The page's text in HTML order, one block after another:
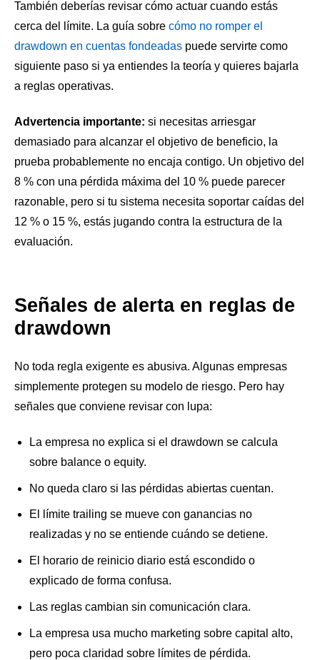
También deberías revisar cómo actuar cuando estás
cerca del límite. La guía sobre cómo no romper el
drawdown en cuentas fondeadas puede servirte como
siguiente paso si ya entiendes la teoría y quieres bajarla
a reglas operativas.
Advertencia importante: si necesitas arriesgar
demasiado para alcanzar el objetivo de beneficio, la
prueba probablemente no encaja contigo. Un objetivo del
8 % con una pérdida máxima del 10 % puede parecer
razonable, pero si tu sistema necesita soportar caídas del
12 % o 15 %, estás jugando contra la estructura de la
evaluación.
Señales de alerta en reglas de
drawdown
No toda regla exigente es abusiva. Algunas empresas
simplemente protegen su modelo de riesgo. Pero hay
señales que conviene revisar con lupa:
La empresa no explica si el drawdown se calcula
sobre balance o equity.
No queda claro si las pérdidas abiertas cuentan.
El límite trailing se mueve con ganancias no
realizadas y no se entiende cuándo se detiene.
El horario de reinicio diario está escondido o
explicado de forma confusa.
Las reglas cambian sin comunicación clara.
La empresa usa mucho marketing sobre capital alto,
pero poca claridad sobre límites de pérdida.